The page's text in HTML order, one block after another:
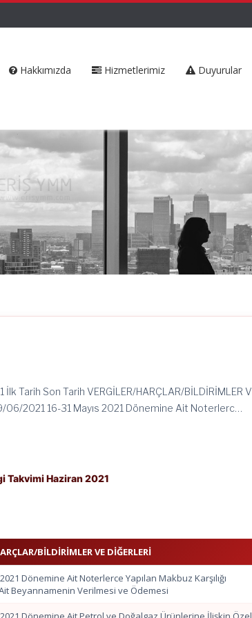
Hakkımızda Hizmetlerimiz Duyurular
Tarih Son Tarih VERGİLER/HARÇLAR/BİLDİRİMLER
06/2021 16-31 Mayıs 2021 Dönemine Ait Noterlerc…
Takvimi Haziran 2021
BİLDİRİMLER VE DİĞERLERİ
Dönemine Ait Noterlerce Yapılan Makbuz Karşılığı
Beyannamenin Verilmesi ve Ödemesi